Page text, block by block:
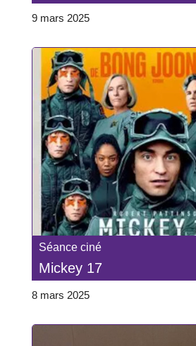
9 mars 2025
Séance ciné
Mickey 17
8 mars 2025